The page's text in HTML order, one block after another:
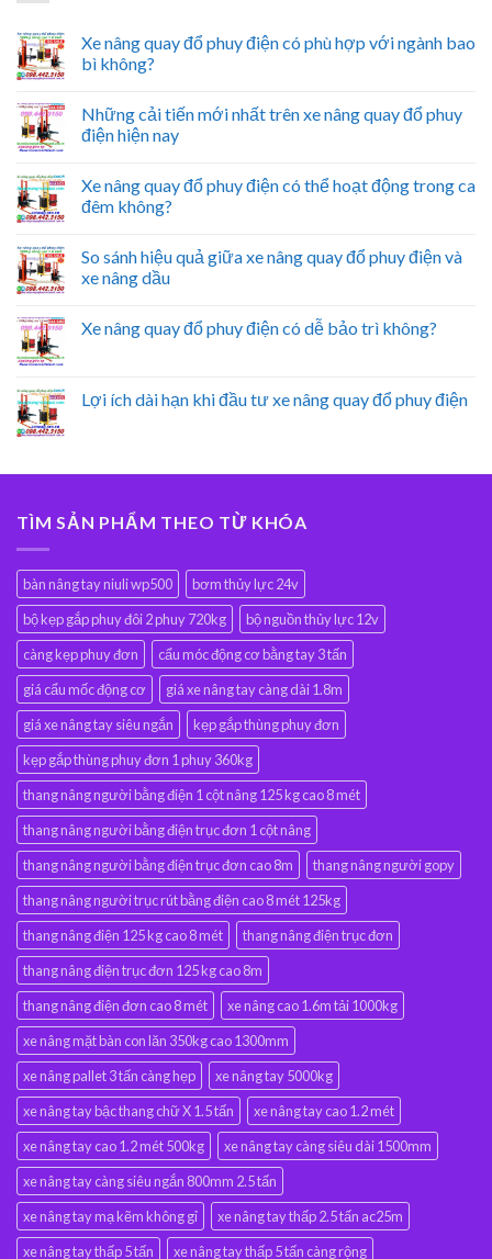
Xe nâng quay đổ phuy điện có phù hợp với ngành bao
bì không?
Những cải tiến mới nhất trên xe nâng quay đổ phuy
điện hiện nay
Xe nâng quay đổ phuy điện có thể hoạt động trong ca
đêm không?
So sánh hiệu quả giữa xe nâng quay đổ phuy điện và
xe nâng dầu
Xe nâng quay đổ phuy điện có dễ bảo trì không?
Lợi ích dài hạn khi đầu tư xe nâng quay đổ phuy điện
TÌM SẢN PHẨM THEO TỪ KHÓA
bàn nâng tay niuli wp500
bơm thủy lực 24v
bộ kẹp gắp phuy đôi 2 phuy 720kg
bộ nguồn thủy lực 12v
càng kẹp phuy đơn
cẩu móc động cơ bằng tay 3 tấn
giá cẩu mốc động cơ
giá xe nâng tay càng dài 1.8m
giá xe nâng tay siêu ngắn
kẹp gắp thùng phuy đơn
kẹp gắp thùng phuy đơn 1 phuy 360kg
thang nâng người bằng điện 1 cột nâng 125 kg cao 8 mét
thang nâng người bằng điện trục đơn 1 cột nâng
thang nâng người bằng điện trục đơn cao 8m
thang nâng người gopy
thang nâng người trục rút bằng điện cao 8 mét 125kg
thang nâng điện 125 kg cao 8 mét
thang nâng điện trục đơn
thang nâng điện trục đơn 125 kg cao 8m
thang nâng điện đơn cao 8 mét
xe nâng cao 1.6m tải 1000kg
xe nâng mặt bàn con lăn 350kg cao 1300mm
xe nâng pallet 3 tấn càng hẹp
xe nâng tay 5000kg
xe nâng tay bậc thang chữ X 1.5 tấn
xe nâng tay cao 1.2 mét
xe nâng tay cao 1.2 mét 500kg
xe nâng tay càng siêu dài 1500mm
xe nâng tay càng siêu ngắn 800mm 2.5 tấn
xe nâng tay mạ kẽm không gỉ
xe nâng tay thấp 2.5 tấn ac25m
xe nâng tay thấp 5 tấn
xe nâng tay thấp 5 tấn càng rộng